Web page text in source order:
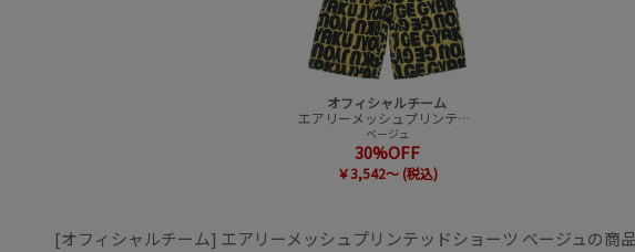
オフィシャルチーム
エアリーメッシュプリンテッドショーツ
ベージュ
30%OFF
￥3,542～ (税込)
[オフィシャルチーム] エアリーメッシュプリンテッドショーツ ベージュの商